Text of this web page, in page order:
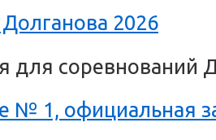
2026
для соревнований
№ 1, официальная